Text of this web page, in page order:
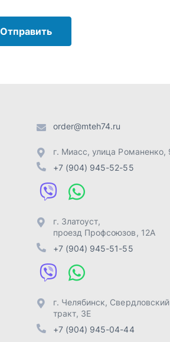
+7 (904) 945-52-55
г. Челябинск,Свердловский
тракт, 3Е
Отправить заявку
Разработка -